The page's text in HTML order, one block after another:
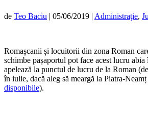
de Teo Baciu | 05/06/2019 | Administrație,
Romașcanii și locuitorii din zona Roman
schimbe pașaportul pot face acest lucru abia
apelează la punctul de lucru de la Roman
în iulie, dacă aleg să meargă la Piatra-
disponibile).